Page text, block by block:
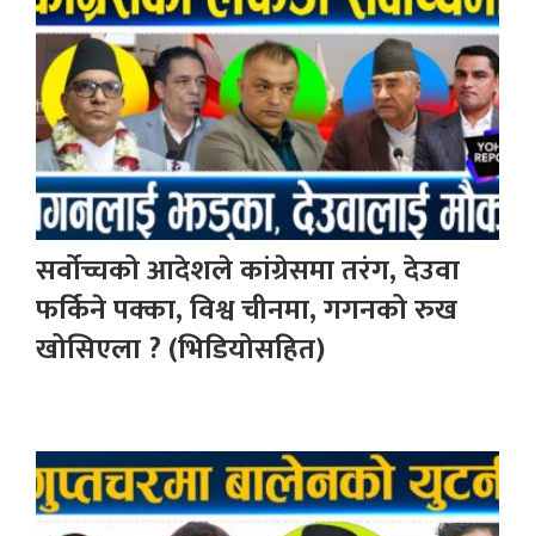
सर्वोच्चको आदेशले कांग्रेसमा तरंग, देउवा
फर्किने पक्का, विश्व चीनमा, गगनको रुख
खोसिएला ? (भिडियोसहित)